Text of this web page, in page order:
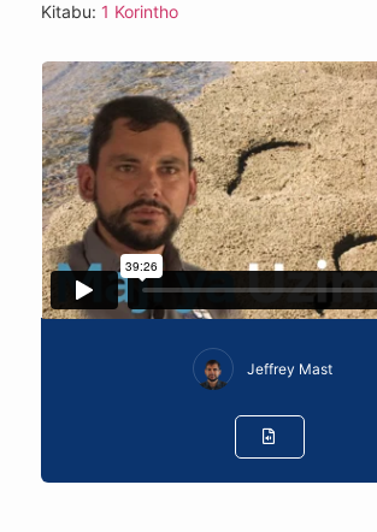
Kitabu: 1 Korintho
Jeffrey Mast